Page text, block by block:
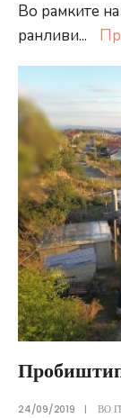
Во рамките
ранливи...
24/09/2019 | ВО